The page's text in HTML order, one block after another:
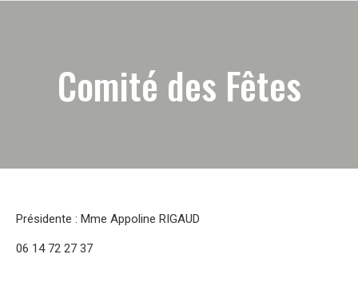
Comité des Fêtes
Présidente : Mme Appoline RIGAUD
06 14 72 27 37